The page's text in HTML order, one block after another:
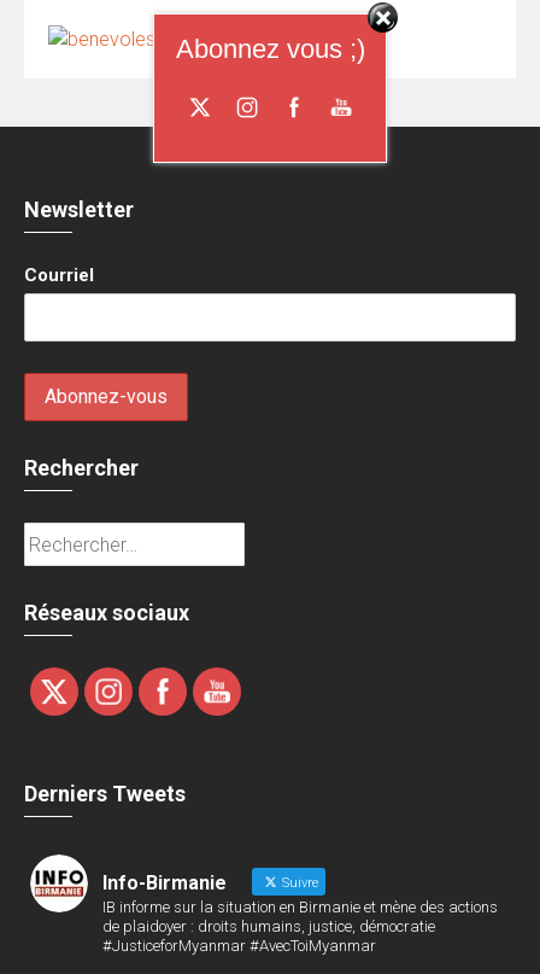
Newsletter
Courriel
Rechercher
Rechercher :
Réseaux sociaux
Derniers Tweets
Info-Birmanie Suivre
IB informe sur la situation en Birmanie et mène des actions
de plaidoyer : droits humains, justice, démocratie
#JusticeforMyanmar #AvecToiMyanmar
Abonnez vous ;)